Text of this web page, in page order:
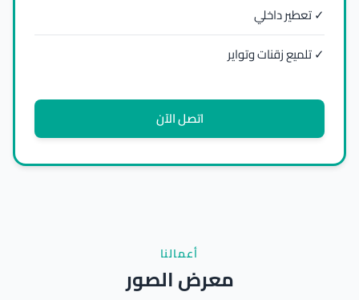
✓ تعطير داخلي
✓ تلميع زقنات وتواير
اتصل الآن
أعمالنا
معرض الصور